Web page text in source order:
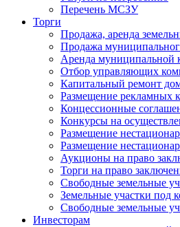
Перечень МСЗУ
Торги
Продажа, аренда
Продажа
Аренда муниципальной
Отбор управляющих
Капитальный ремонт
Размещение рекламных
Концессионные
Конкурсы на
Размещение
Размещение
Аукционы на право
Торги на право
Свободные земельные
Земельные участки под
Свободные земельные
Инвесторам